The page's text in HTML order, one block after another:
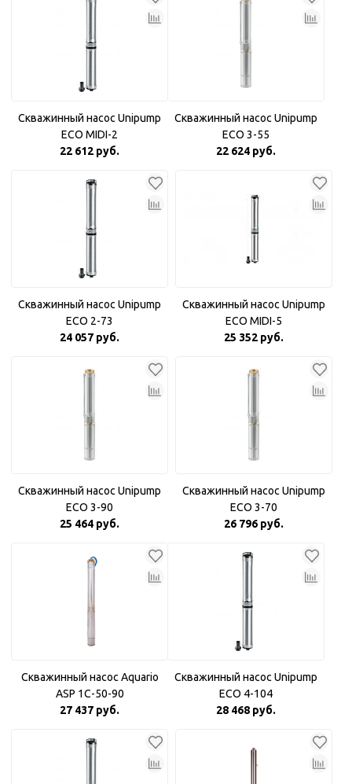
Скважинный насос Unipump
ECO MIDI-2
22 612 руб.
Скважинный насос Unipump
ECO 3-55
22 624 руб.
Скважинный насос Unipump
ECO 2-73
24 057 руб.
Скважинный насос Unipump
ECO MIDI-5
25 352 руб.
Скважинный насос Unipump
ECO 3-90
25 464 руб.
Скважинный насос Unipump
ECO 3-70
26 796 руб.
Скважинный насос Aquario
ASP 1С-50-90
27 437 руб.
Скважинный насос Unipump
ECO 4-104
28 468 руб.